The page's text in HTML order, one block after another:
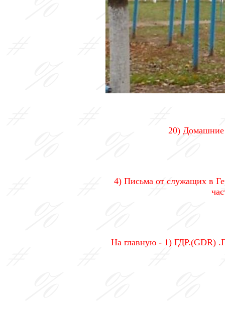
20) Домашние
4) Письма от служащих в
На главную - 1) ГДР.(GDR)